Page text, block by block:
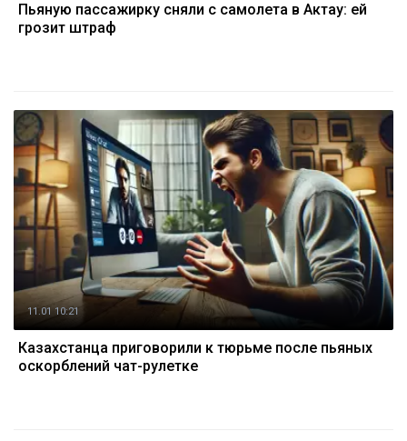
Пьяную пассажирку сняли с самолета в Актау: ей
грозит штраф
11.01 10:21
Казахстанца приговорили к тюрьме после пьяных
оскорблений чат-рулетке